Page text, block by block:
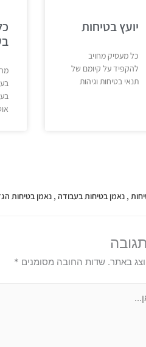
יועץ בטיחות
כל מעסיק מחויב
להקפיד על קיומם של
תנאי בטיחות וגיהות
, נאמן בטיחות בעבודה , נאמן בטיחות
באתר. שדות החובה מסומנים *